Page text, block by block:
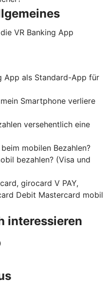
VR Banking App
App als Standard-App für
Smartphone verliere
versehentlich eine
mobilen Bezahlen?
bezahlen? (Visa und
girocard V PAY,
Debit Mastercard mobil
interessieren